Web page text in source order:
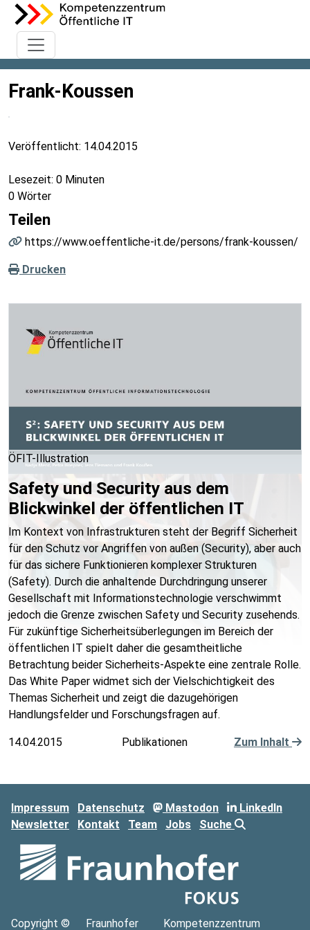
Frank-Koussen
Veröffentlicht: 14.04.2015
Lesezeit: 0 Minuten
0 Wörter
Teilen
https://www.oeffentliche-it.de/persons/frank-koussen/
Drucken
ÖFIT-Illustration
Safety und Security aus dem
Blickwinkel der öffentlichen IT
Im Kontext von Infrastrukturen steht der Begriff Sicherheit
für den Schutz vor Angriffen von außen (Security), aber auch
für das sichere Funktionieren komplexer Strukturen
(Safety). Durch die anhaltende Durchdringung unserer
Gesellschaft mit Informationstechnologie verschwimmt
jedoch die Grenze zwischen Safety und Security zusehends.
Für zukünftige Sicherheitsüberlegungen im Bereich der
öffentlichen IT spielt daher die gesamtheitliche
Betrachtung beider Sicherheits-Aspekte eine zentrale Rolle.
Das White Paper widmet sich der Vielschichtigkeit des
Themas Sicherheit und zeigt die dazugehörigen
Handlungsfelder und Forschungsfragen auf.
14.04.2015 Publikationen Zum Inhalt
Impressum Datenschutz Mastodon
LinkedIn
Newsletter
Kontakt Team Jobs Suche
Copyright © Fraunhofer Kompetenzzentrum